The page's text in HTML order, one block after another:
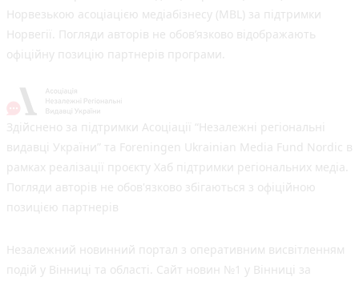
Норвезькою асоціацією медіабізнесу (MBL) за підтримки
Норвегії. Погляди авторів не обов’язково відображають
офіційну позицію партнерів програми.
Здійснено за підтримки Асоціації “Незалежні регіональні
видавці України” та Foreningen Ukrainian Media Fund Nordic в
рамках реалізації проєкту Хаб підтримки регіональних медіа.
Погляди авторів не обов'язково збігаються з офіційною
позицією партнерів
Незалежний новинний портал з оперативним висвітленням
подій у Вінниці та області. Сайт новин №1 у Вінниці за